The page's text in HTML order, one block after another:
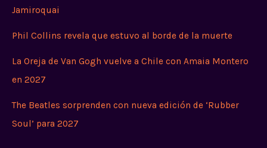
Jamiroquai
Phil Collins revela que estuvo al borde de la muerte
La Oreja de Van Gogh vuelve a Chile con Amaia Montero
en 2027
The Beatles sorprenden con nueva edición de ‘Rubber
Soul’ para 2027